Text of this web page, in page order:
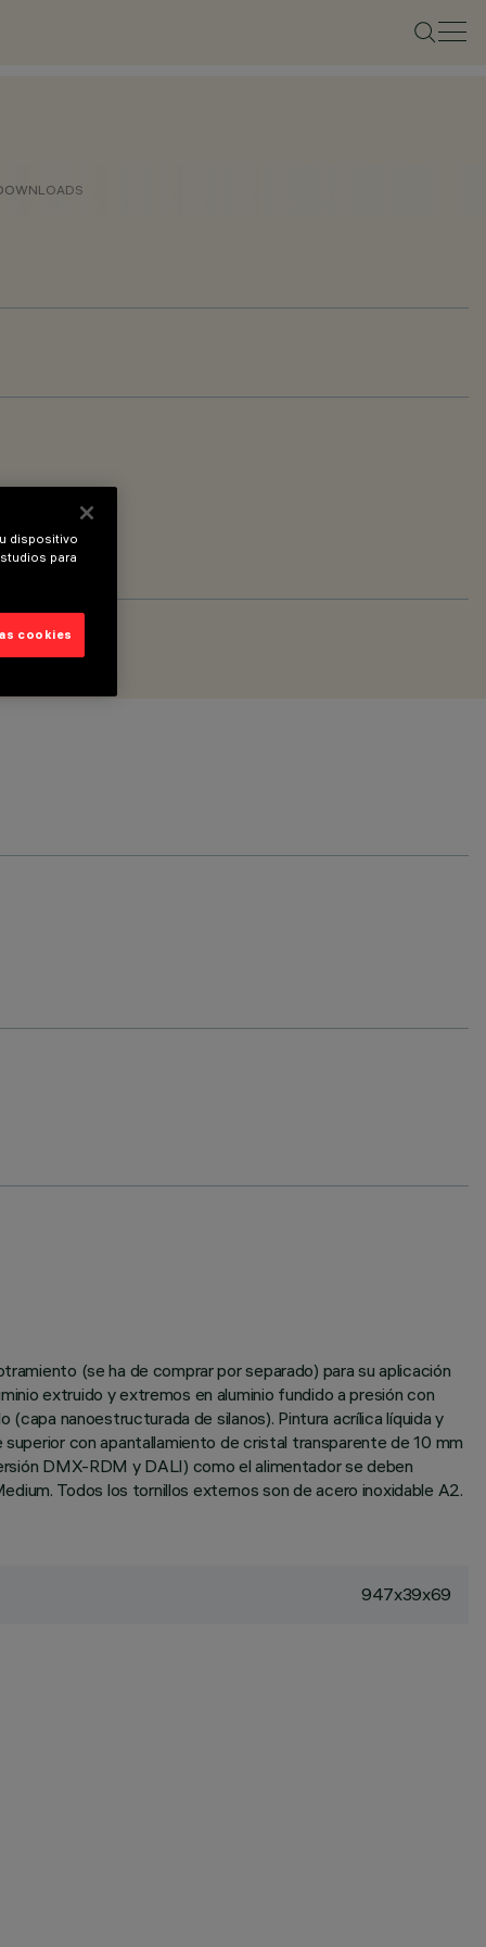
(se ha de comprar por separado) para su aplicación
extruido y extremos en aluminio fundido a presión con
nanoestructurada de silanos). Pintura acrílica líquida y
con apantallamiento de cristal transparente de 10 mm
DMX-RDM y DALI) como el alimentador se deben
Todos los tornillos externos son de acero inoxidable A2.
947x39x69
dispositivo
para
cookies